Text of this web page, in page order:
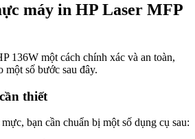
máy in HP Laser MFP
136W một cách chính xác và an toàn,
một số bước sau đây.
thiết
bạn cần chuẩn bị một số dụng cụ sau: